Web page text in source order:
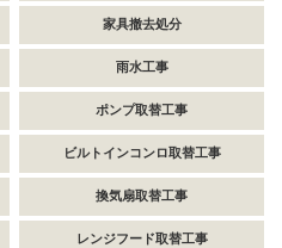
家具撤去処分
雨水工事
ポンプ取替工事
ビルトインコンロ取替工事
換気扇取替工事
レンジフード取替工事